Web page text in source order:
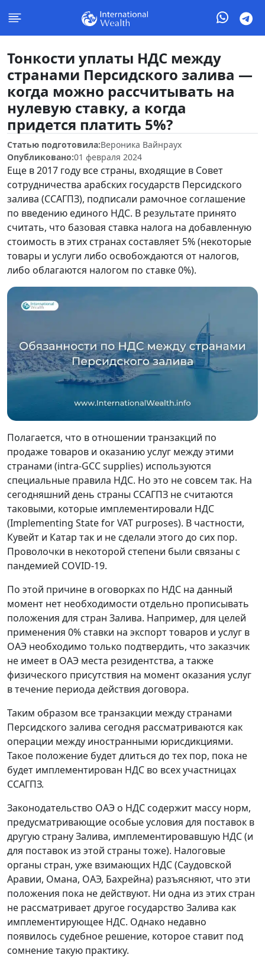
Тонкости уплаты НДС между
странами Персидского залива —
когда можно рассчитывать на
нулевую ставку, а когда
придется платить 5%?
Статью подготовила:Вероника Вайнраух
Опубликовано:01 февраля 2024
Еще в 2017 году все страны, входящие в Совет
сотрудничества арабских государств Персидского
залива (ССАГПЗ), подписали рамочное соглашение
по введению единого НДС. В результате принято
считать, что базовая ставка налога на добавленную
стоимость в этих странах составляет 5% (некоторые
товары и услуги либо освобождаются от налогов,
либо облагаются налогом по ставке 0%).
Полагается, что в отношении транзакций по
продаже товаров и оказанию услуг между этими
странами (intra-GCC supplies) используются
специальные правила НДС. Но это не совсем так. На
сегодняшний день страны ССАГПЗ не считаются
таковыми, которые имплементировали НДС
(Implementing State for VAT purposes). В частности,
Кувейт и Катар так и не сделали этого до сих пор.
Проволочки в некоторой степени были связаны с
пандемией COVID-19.
По этой причине в оговорках по НДС на данный
момент нет необходимости отдельно прописывать
положения для стран Залива. Например, для целей
применения 0% ставки на экспорт товаров и услуг в
ОАЭ необходимо только подтвердить, что заказчик
не имеет в ОАЭ места резидентства, а также
физического присутствия на момент оказания услуг
в течение периода действия договора.
Таким образом все транзакции между странами
Персидского залива сегодня рассматриваются как
операции между иностранными юрисдикциями.
Такое положение будет длиться до тех пор, пока не
будет имплементирован НДС во всех участницах
ССАГПЗ.
Законодательство ОАЭ о НДС содержит массу норм,
предусматривающие особые условия для поставок в
другую страну Залива, имплементировавшую НДС (и
для поставок из этой страны тоже). Налоговые
органы стран, уже взимающих НДС (Саудовской
Аравии, Омана, ОАЭ, Бахрейна) разъясняют, что эти
положения пока не действуют. Ни одна из этих стран
не рассматривает другое государство Залива как
имплементирующее НДС. Однако недавно
появилось судебное решение, которое ставит под
сомнение такую практику.